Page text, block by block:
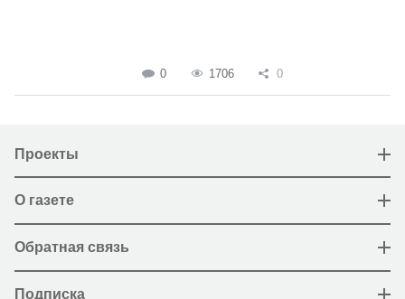
0 1706 0
Проекты
О газете
Обратная связь
Подписка